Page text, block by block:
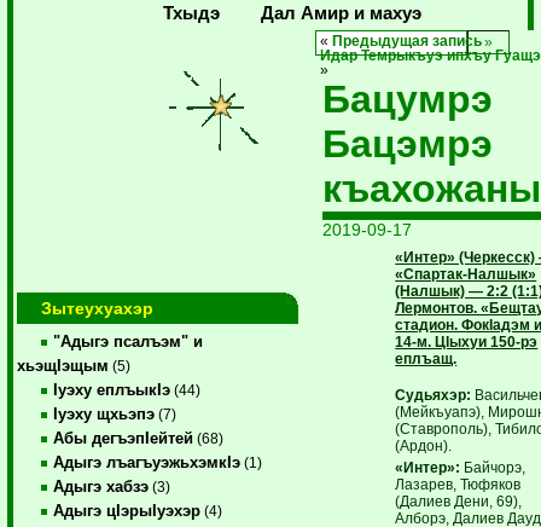
Тхыдэ
Дал Амир и махуэ
Зытеухуахэр
"Адыгэ псалъэм" и
хьэщIэщым (5)
Iуэху еплъыкIэ (44)
Iуэху щхьэпэ (7)
Абы дегъэпIейтей (68)
Адыгэ лъагъуэжьхэмкIэ (1)
Адыгэ хабзэ (3)
Адыгэ цIэрыIуэхэр (4)
« Предыдущая запись
Идар Темрыкъуэ ипхъу
»
Бацумрэ
Бацэмрэ
2019-09-17
«Интер»
«Спартак-Налшык»
(Налшык) — 2:2
Лермонтов.
стадион. ФокIадэм
14-м. ЦIыхуи 150-рэ
еплъащ.
Судьяхэр:
(Мейкъуапэ),
(Ставрополь),
(Ардон).
«Интер»: Байчорэ,
Лазарев, Тюфяков
(Далиев Дени, 69),
Алборэ, Далиев